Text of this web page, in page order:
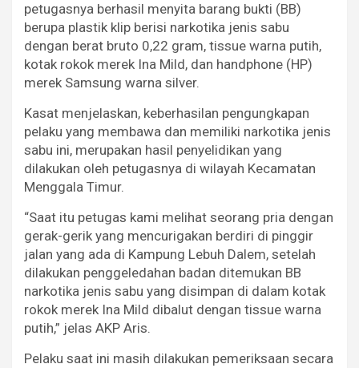
petugasnya berhasil menyita barang bukti (BB)
berupa plastik klip berisi narkotika jenis sabu
dengan berat bruto 0,22 gram, tissue warna putih,
kotak rokok merek Ina Mild, dan handphone (HP)
merek Samsung warna silver.
Kasat menjelaskan, keberhasilan pengungkapan
pelaku yang membawa dan memiliki narkotika jenis
sabu ini, merupakan hasil penyelidikan yang
dilakukan oleh petugasnya di wilayah Kecamatan
Menggala Timur.
“Saat itu petugas kami melihat seorang pria dengan
gerak-gerik yang mencurigakan berdiri di pinggir
jalan yang ada di Kampung Lebuh Dalem, setelah
dilakukan penggeledahan badan ditemukan BB
narkotika jenis sabu yang disimpan di dalam kotak
rokok merek Ina Mild dibalut dengan tissue warna
putih,” jelas AKP Aris.
Pelaku saat ini masih dilakukan pemeriksaan secara